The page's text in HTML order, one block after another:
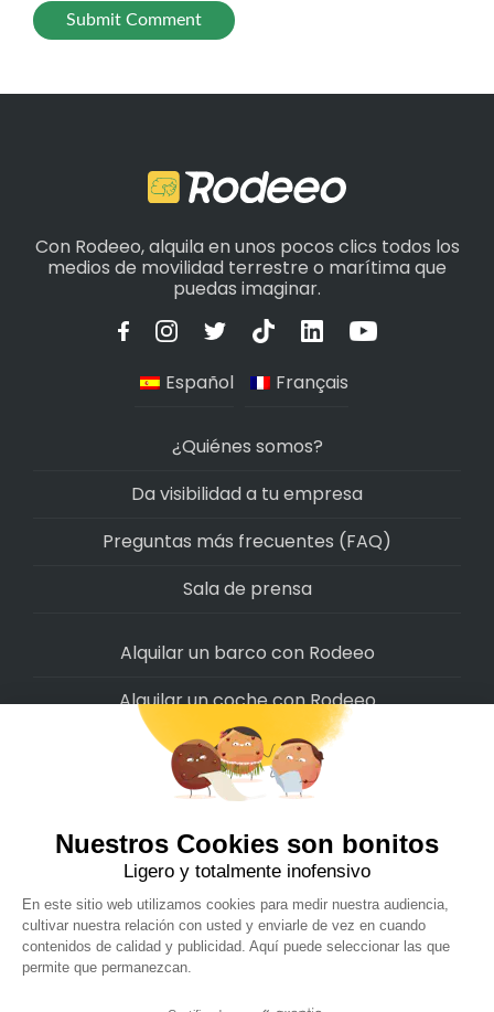
Con Rodeeo, alquila en unos pocos clics todos los
medios de movilidad terrestre o marítima que
puedas imaginar.
Español Français
¿Quiénes somos?
Da visibilidad a tu empresa
Preguntas más frecuentes (FAQ)
Sala de prensa
Alquilar un barco con Rodeeo
Alquilar un coche con Rodeeo
Alquilar una moto con Rodeeo
Alquilar una scooter con Rodeeo
Alquilar una bicicleta con Rodeeo
Alquilar una autocaravana con Rodeeo